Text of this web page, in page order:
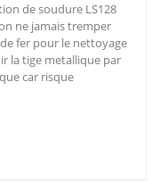
de soudure LS128
ne jamais tremper
fer pour le nettoyage
la tige metallique par
car risque